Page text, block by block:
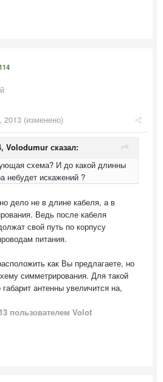
2013 (изменено)
Volodumur сказал:
схема? И до какой длинны
небудет искажений ?
дело не в длине кабеля, а в
Ведь после кабеля
свой путь по корпусу
питания.
как Вы предлагаете, но
симметрирования. Для такой
антенны увеличится на,
пользователем Volot